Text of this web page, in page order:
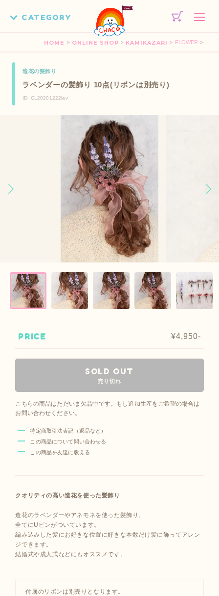
HOME > ONLINE SHOP > KAMIKAZARI > FLOWER >
造花の髪飾り
ラベンダーの髪飾り 10点(リボンは別売り)
ID: CL20201222lav
PRICE ¥4,950-
SOLD OUT
売り切れ
こちらの商品はただいま欠品中です。もし追加生産をご希望の場合は
お問い合わせください。
特定商取引法表記（返品など）
この商品について問い合わせる
この商品を友達に教える
クオリティの高い造花を使った髪飾り
造花のラベンダーやアネモネを使った髪飾り。
全てにUピンがついています。
編み込みした髪にお好きな位置に好きな本数だけ髪に飾ってアレン
ジできます。
結婚式や成人式などにもオススメです。
付属のリボンは別売りとなります。